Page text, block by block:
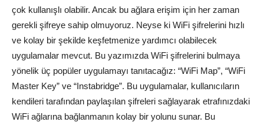
çok kullanışlı olabilir. Ancak bu ağlara erişim için her zaman
gerekli şifreye sahip olmuyoruz. Neyse ki WiFi şifrelerini hızlı
ve kolay bir şekilde keşfetmenize yardımcı olabilecek
uygulamalar mevcut. Bu yazımızda WiFi şifrelerini bulmaya
yönelik üç popüler uygulamayı tanıtacağız: “WiFi Map”, “WiFi
Master Key” ve “Instabridge”. Bu uygulamalar, kullanıcıların
kendileri tarafından paylaşılan şifreleri sağlayarak etrafınızdaki
WiFi ağlarına bağlanmanın kolay bir yolunu sunar. Bu